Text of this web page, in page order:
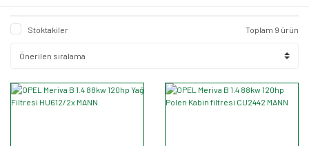
Stoktakiler Toplam 9 ürün